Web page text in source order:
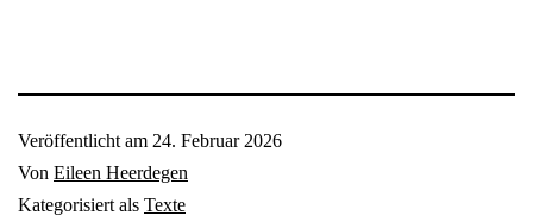
Veröffentlicht am 24. Februar 2026
Von Eileen Heerdegen
Kategorisiert als Texte